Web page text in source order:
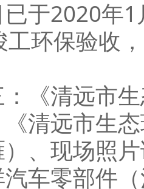
于2020年
工环保验收
清远市生
清远市生
、现场照
车零部件